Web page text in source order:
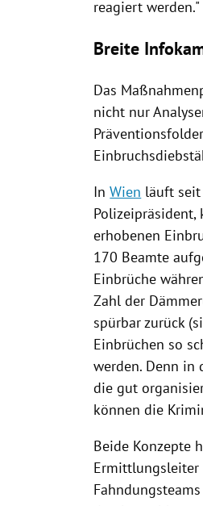
reagiert werden."
Breite
Das
nicht nur
InWien läuft seit
Polizeipräsident,
erhobenen
170 Beamte
Einbrüche
Zahl der
spürbar zurück
Einbrüchen so
werden. Denn in
die gut
können die
Beide Konzepte
Ermittlungsleiter